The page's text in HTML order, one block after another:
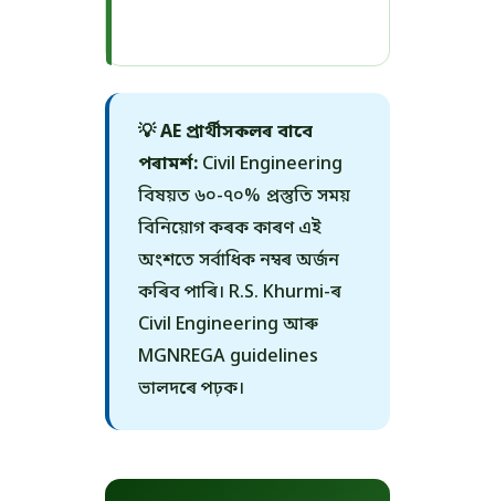
💡 AE প্ৰাৰ্থীসকলৰ বাবে
পৰামৰ্শ:Civil Engineering
বিষয়ত ৬০-৭০% প্ৰস্তুতি সময়
বিনিয়োগ কৰক কাৰণ এই
অংশতে সৰ্বাধিক নম্বৰ অৰ্জন
কৰিব পাৰি। R.S. Khurmi-ৰ
Civil Engineering আৰু
MGNREGA guidelines
ভালদৰে পঢ়ক।